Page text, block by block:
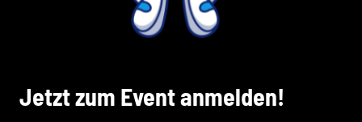
Jetzt zum Event anmelden!